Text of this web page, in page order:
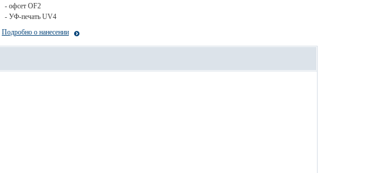
- офсет OF2
- УФ-печать UV4
Подробно о нанесении